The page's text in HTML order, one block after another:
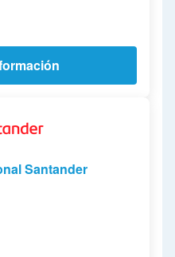
Santander